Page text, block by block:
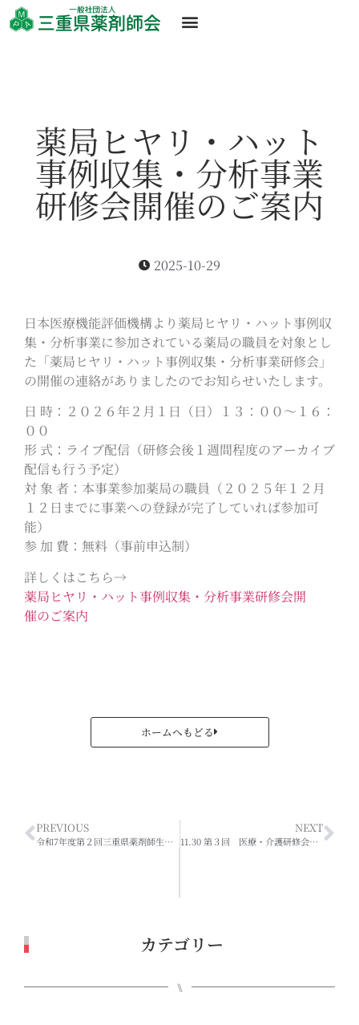
薬局ヒヤリ・ハット
事例収集・分析事業
研修会開催のご案内
2025-10-29
日本医療機能評価機構より薬局ヒヤリ・ハット事例収
集・分析事業に参加されている薬局の職員を対象とし
た「薬局ヒヤリ・ハット事例収集・分析事業研修会」
の開催の連絡がありましたのでお知らせいたします。
日 時：２０２６年２月１日（日）１３：００～１６：
００
形 式：ライブ配信（研修会後１週間程度のアーカイブ
配信も行う予定）
対 象 者：本事業参加薬局の職員（２０２５年１２月
１２日までに事業への登録が完了していれば参加可
能）
参 加 費：無料（事前申込制）
詳しくはこちら→
薬局ヒヤリ・ハット事例収集・分析事業研修会開
催のご案内
ホームへもどる
PREVIOUS
令和7年度第２回三重県薬剤師生涯研修Web講演会 ＊資料について＊
NEXT
11.30 第３回 医療・介護研修会 ＊資料について＊
カテゴリー
⑊